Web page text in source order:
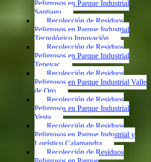
Peligrosos en Parque Industrial
Santiago
Recolección de Residuos
Peligrosos en Parque Industrial
Tecnológico Innovación
Recolección de Residuos
Peligrosos en Parque Industrial
Tepeyac
Recolección de Residuos
Peligrosos en Parque Industrial Valle
de Oro
Recolección de Residuos
Peligrosos en Parque Industrial
Vesta
Recolección de Residuos
Peligrosos en Parque Industrial y
Logístico Calamandra
Recolección de Residuos